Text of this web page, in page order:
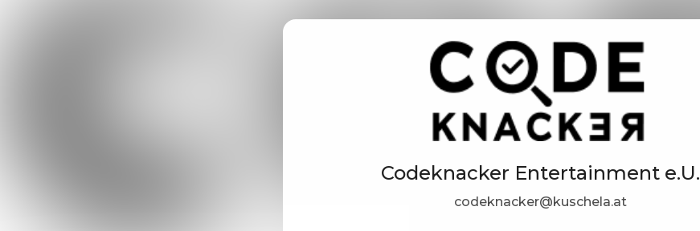
Codeknacker Entertainment e.U.
codeknacker@kuschela.at